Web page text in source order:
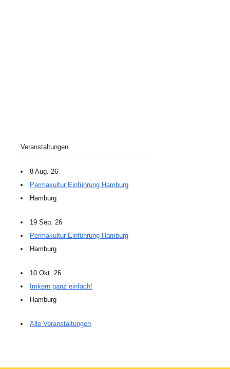
Veranstaltungen
8 Aug. 26
Permakultur Einführung Hamburg
Hamburg
19 Sep. 26
Permakultur Einführung Hamburg
Hamburg
10 Okt. 26
Imkern ganz einfach!
Hamburg
Alle Veranstaltungen